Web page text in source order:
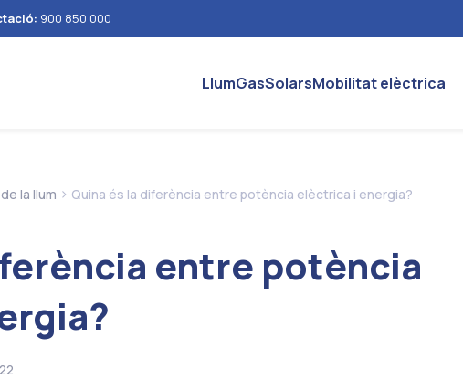
900 850 000
LlumGasSolarsMobilitat elèctrica
la llum > Quina és la diferència entre potència elèctrica i energia?
entre potència